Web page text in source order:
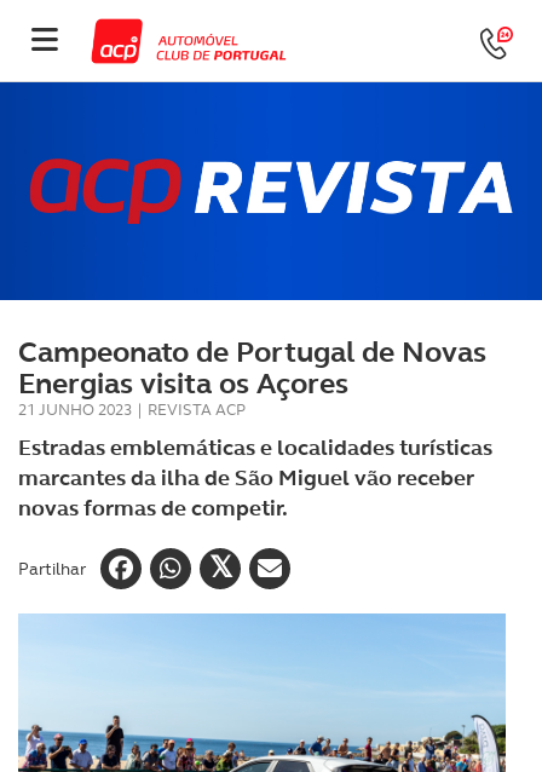
Campeonato de Portugal de Novas
Energias visita os Açores
21 JUNHO 2023 | REVISTA ACP
Estradas emblemáticas e localidades turísticas
marcantes da ilha de São Miguel vão receber
novas formas de competir.
Partilhar